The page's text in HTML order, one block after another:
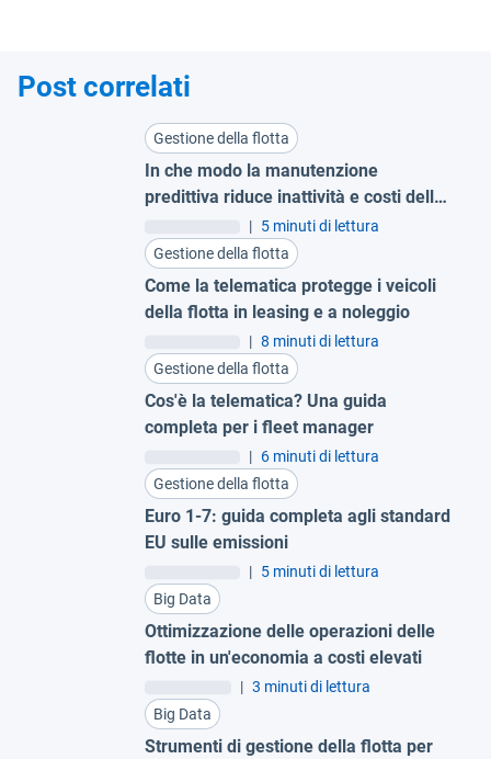
Post correlati
Gestione della flotta
In che modo la manutenzione
predittiva riduce inattività e costi delle
| 5 minuti di lettura
Gestione della flotta
Come la telematica protegge i veicoli
della flotta in leasing e a noleggio
| 8 minuti di lettura
Gestione della flotta
Cos'è la telematica? Una guida
completa per i fleet manager
| 6 minuti di lettura
Gestione della flotta
Euro 1-7: guida completa agli standard
EU sulle emissioni
| 5 minuti di lettura
Big Data
Ottimizzazione delle operazioni delle
flotte in un'economia a costi elevati
| 3 minuti di lettura
Big Data
Strumenti di gestione della flotta per